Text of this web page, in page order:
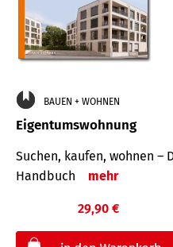
BAUEN + WOHNEN
Eigentumswohnung
Suchen, kaufen, wohnen –
Handbuch
mehr
29,90 €